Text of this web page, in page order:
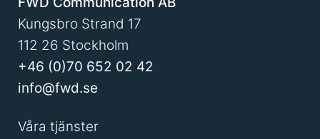
Kungsbro Strand 17
112 26 Stockholm
+46 (0)70 652 02 42
info@fwd.se
Våra tjänster